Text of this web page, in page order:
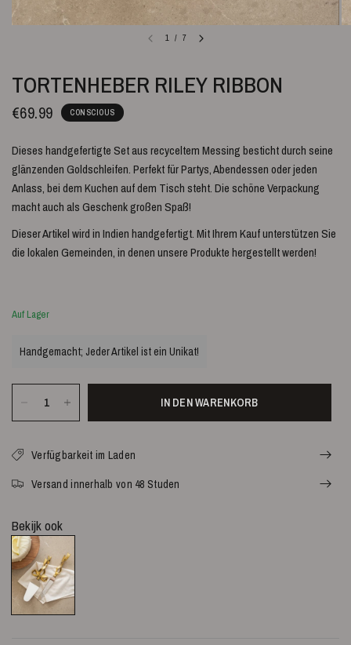
1 / 7
TORTENHEBER RILEY RIBBON
€69.99 CONSCIOUS
Dieses handgefertigte Set aus recyceltem Messing besticht durch seine
glänzenden Goldschleifen. Perfekt für Partys, Abendessen oder jeden
Anlass, bei dem Kuchen auf dem Tisch steht. Die schöne Verpackung
macht auch als Geschenk großen Spaß!
Dieser Artikel wird in Indien handgefertigt. Mit Ihrem Kauf unterstützen Sie
die lokalen Gemeinden, in denen unsere Produkte hergestellt werden!
Auf Lager
Handgemacht; Jeder Artikel ist ein Unikat!
IN DEN WARENKORB
Verfügbarkeit im Laden
Versand innerhalb von 48 Studen
Bekijk ook